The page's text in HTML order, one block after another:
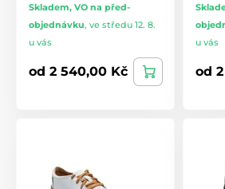
Skladem, VO na před-
objednávku, ve středu 12. 8.
u vás
od 2 540,00 Kč
u vás
od